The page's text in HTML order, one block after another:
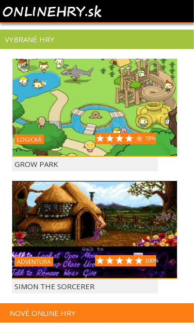
VYBRANÉ HRY
LOGICKÁ 78%
GROW PARK
ADVENTÚRA 100%
SIMON THE SORCERER
NOVÉ ONLINE HRY